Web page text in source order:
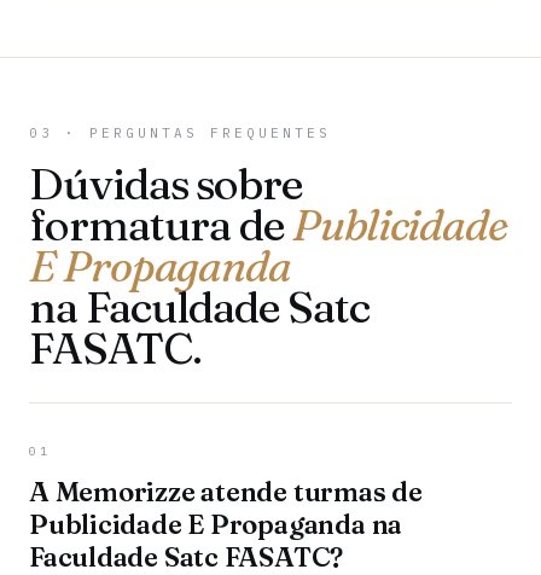
03 · PERGUNTAS FREQUENTES
Dúvidas sobre
formatura dePublicidade
E Propaganda
na Faculdade Satc
FASATC.
01
A Memorizze atende turmas de
Publicidade E Propaganda na
Faculdade Satc FASATC?